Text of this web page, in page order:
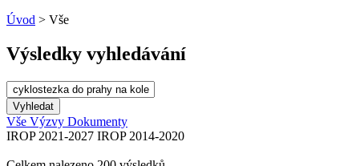
Úvod > Vše
Výsledky vyhledávání
Vše Výzvy Dokumenty
IROP 2021-2027 IROP 2014-2020